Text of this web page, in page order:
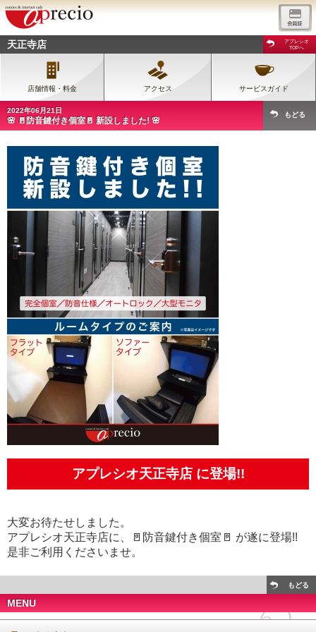
天正寺店
アプレシオ
TOPへ
店舗情報・料金 アクセス サービスガイド
2022年06月21日
🌸 🚪防音鍵付き個室🚪 新設しました! 🌸
もどる
アプレシオ天正寺店 に登場!!
大変お待たせしました。
アプレシオ天正寺店に、🚪防音鍵付き個室🚪 が遂に登場!!
是非ご利用くださいませ。
もどる
MENU